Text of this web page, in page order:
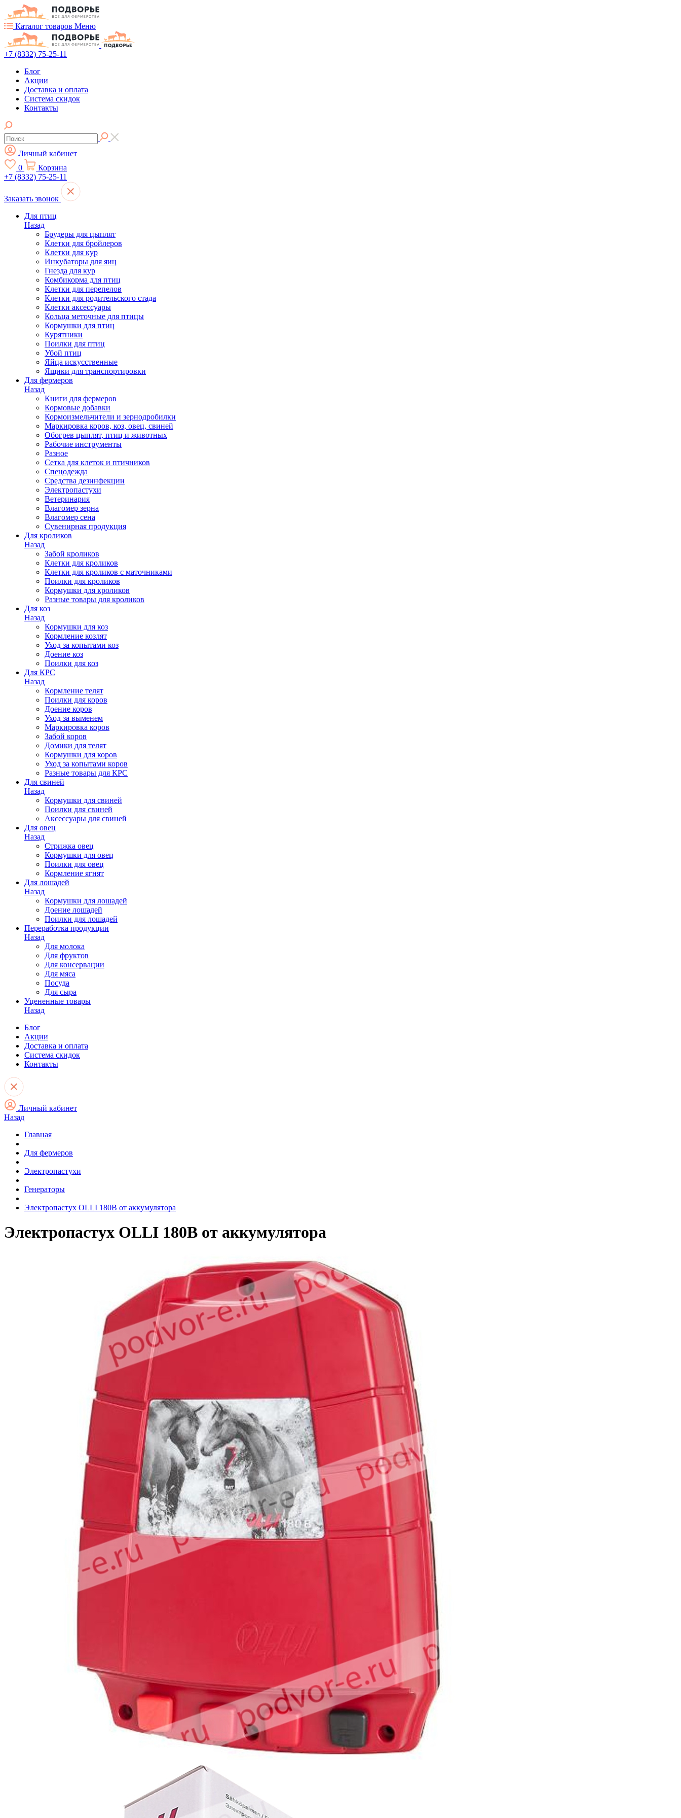
Каталог товаров Меню
+7 (8332) 75-25-11
Блог
Акции
Доставка и оплата
Система скидок
Контакты
Личный кабинет
0
Корзина
+7 (8332) 75-25-11
Заказать звонок
Для птиц
Назад
Брудеры для цыплят
Клетки для бройлеров
Клетки для кур
Инкубаторы для яиц
Гнезда для кур
Комбикорма для птиц
Клетки для перепелов
Клетки для родительского стада
Клетки аксессуары
Кольца меточные для птицы
Кормушки для птиц
Курятники
Поилки для птиц
Убой птиц
Яйца искусственные
Ящики для транспортировки
Для фермеров
Назад
Книги для фермеров
Кормовые добавки
Кормоизмельчители и зернодробилки
Маркировка коров, коз, овец, свиней
Обогрев цыплят, птиц и животных
Рабочие инструменты
Разное
Сетка для клеток и птичников
Спецодежда
Средства дезинфекции
Электропастухи
Ветеринария
Влагомер зерна
Влагомер сена
Сувенирная продукция
Для кроликов
Назад
Забой кроликов
Клетки для кроликов
Клетки для кроликов с маточниками
Поилки для кроликов
Кормушки для кроликов
Разные товары для кроликов
Для коз
Назад
Кормушки для коз
Кормление козлят
Уход за копытами коз
Доение коз
Поилки для коз
Для КРС
Назад
Кормление телят
Поилки для коров
Доение коров
Уход за выменем
Маркировка коров
Забой коров
Домики для телят
Кормушки для коров
Уход за копытами коров
Разные товары для КРС
Для свиней
Назад
Кормушки для свиней
Поилки для свиней
Аксессуары для свиней
Для овец
Назад
Стрижка овец
Кормушки для овец
Поилки для овец
Кормление ягнят
Для лошадей
Назад
Кормушки для лошадей
Доение лошадей
Поилки для лошадей
Переработка продукции
Назад
Для молока
Для фруктов
Для консервации
Для мяса
Посуда
Для сыра
Уцененные товары
Назад
Блог
Акции
Доставка и оплата
Система скидок
Контакты
Личный кабинет
Назад
Главная
Для фермеров
Электропастухи
Генераторы
Электропастух OLLI 180B от аккумулятора
Электропастух OLLI 180B от аккумулятора